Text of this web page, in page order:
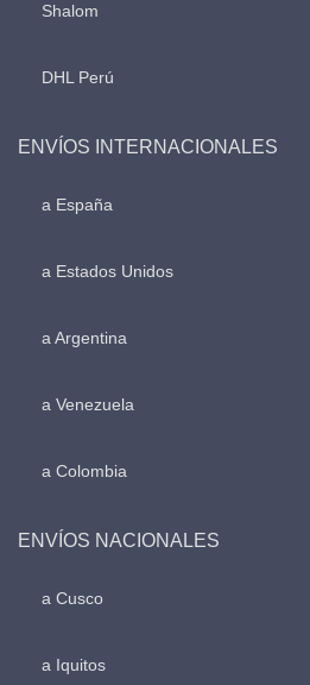
Shalom
DHL Perú
ENVÍOS INTERNACIONALES
a España
a Estados Unidos
a Argentina
a Venezuela
a Colombia
ENVÍOS NACIONALES
a Cusco
a Iquitos